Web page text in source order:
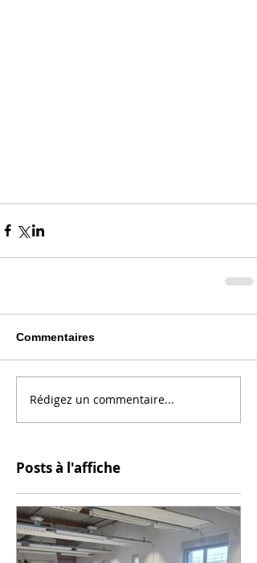
Commentaires
Rédigez un commentaire...
Posts à l'affiche